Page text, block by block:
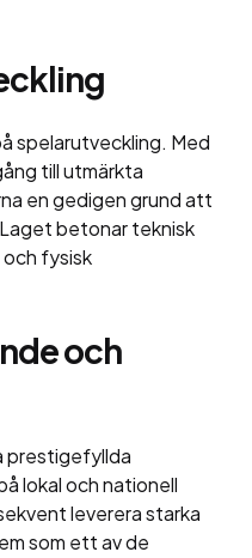
spelarutveckling. Med
till utmärkta
en gedigen grund att
betonar teknisk
fysisk
och
prestigefyllda
lokal och nationell
leverera starka
som ett av de